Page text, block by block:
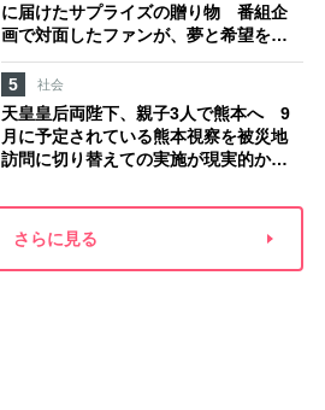
に届けたサプライズの贈り物 番組企
画で対面したファンが、夢と希望を与
える心遣いに「うれしくて号泣しまし
た」
5 社会
天皇皇后両陛下、親子3人で熊本へ 9
月に予定されている熊本視察を被災地
訪問に切り替えての実施が現実的か
添い方”
さらに見る